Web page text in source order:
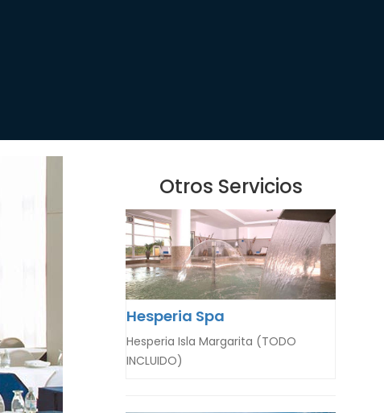
Otros Servicios
Hesperia Spa
Hesperia Isla Margarita (TODO
INCLUIDO)